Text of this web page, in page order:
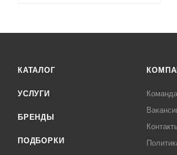
КАТАЛОГ
УСЛУГИ
БРЕНДЫ
ПОДБОРКИ
Команда